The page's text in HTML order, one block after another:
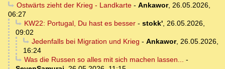
Ostwärts zieht der Krieg - Landkarte- Ankawor, 26.05.2026,
06:27
KW22: Portugal, Du hast es besser- stokk', 26.05.2026,
09:02
Jedenfalls bei Migration und Krieg - Ankawor, 26.05.2026,
16:24
Was die Russen so alles mit sich machen lassen...
-